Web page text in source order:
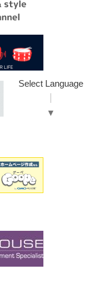
Select Language
▼